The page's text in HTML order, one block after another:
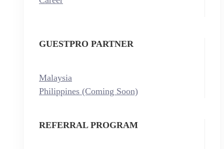
GUESTPRO PARTNER
Malaysia
Philippines (Coming Soon)
REFERRAL PROGRAM